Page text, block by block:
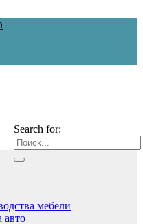
Search for:
мебели
авто